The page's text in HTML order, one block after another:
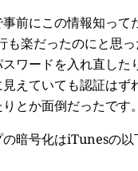
前にこの情報知って
も楽だったのにと思
ワードを入れ直した
えていても認証はず
とか面倒だったです
暗号化はiTunesの以